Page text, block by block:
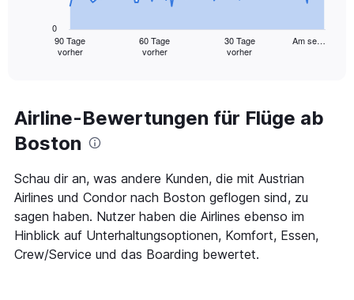
Range:
91
categories.
chart
has
1
Y
axis
displaying
values.
90 Tage
vorher
60 Tage
vorher
30 Tage
vorher
Am se…
0
Airline-Bewertungen für Flüge ab
Boston
Schau dir an, was andere Kunden, die mit Austrian
Airlines und Condor nach Boston geflogen sind, zu
sagen haben. Nutzer haben die Airlines ebenso im
Hinblick auf Unterhaltungsoptionen, Komfort, Essen,
Crew/Service und das Boarding bewertet.